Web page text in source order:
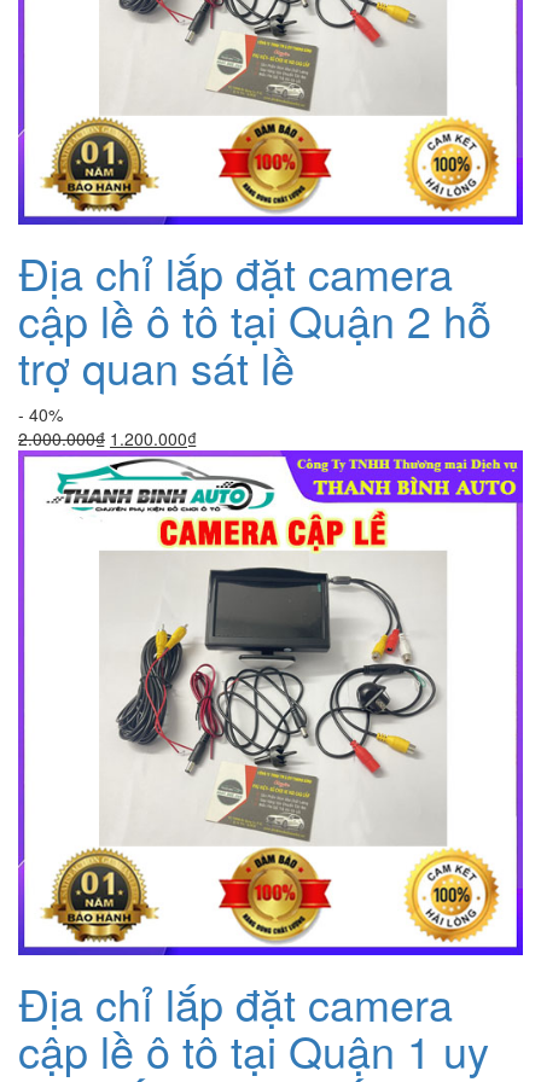
Địa chỉ lắp đặt camera
cập lề ô tô tại Quận 2 hỗ
trợ quan sát lề
- 40%
2.000.000₫ Giá
gốc
là:
2.000.000₫.
1.200.000₫Giá
hiện
tại
là:
1.200.000₫.
Địa chỉ lắp đặt camera
cập lề ô tô tại Quận 1 uy